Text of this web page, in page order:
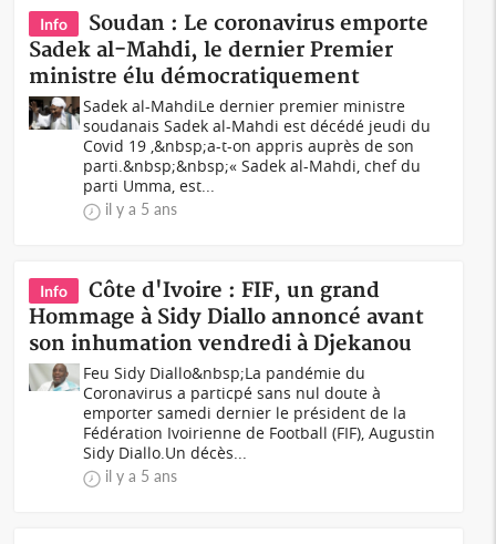
Info
Soudan : Le coronavirus emporte
Sadek al-Mahdi, le dernier Premier
ministre élu démocratiquement
Sadek al-MahdiLe dernier premier ministre
soudanais Sadek al-Mahdi est décédé jeudi du
Covid 19 ,&nbsp;a-t-on appris auprès de son
parti.&nbsp;&nbsp;« Sadek al-Mahdi, chef du
parti Umma, est...
il y a 5 ans
Info
Côte d'Ivoire : FIF, un grand
Hommage à Sidy Diallo annoncé avant
son inhumation vendredi à Djekanou
Feu Sidy Diallo&nbsp;La pandémie du
Coronavirus a particpé sans nul doute à
emporter samedi dernier le président de la
Fédération Ivoirienne de Football (FIF), Augustin
Sidy Diallo.Un décès...
il y a 5 ans